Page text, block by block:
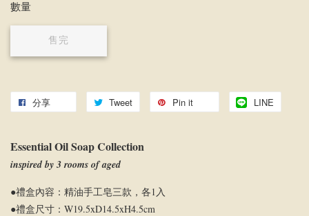
數量
售完
分享 Tweet Pin it LINE
Essential Oil Soap Collection
inspired by 3 rooms of aged
●禮盒內容：精油手工皂三款，各1入
●禮盒尺寸：W19.5xD14.5xH4.5cm